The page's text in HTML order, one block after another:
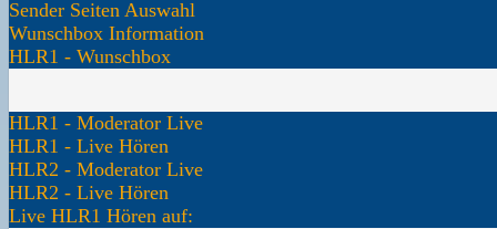
Sender Seiten Auswahl
Wunschbox Information
HLR1 - Wunschbox
HLR1 - Moderator Live
HLR1 - Live Hören
HLR2 - Moderator Live
HLR2 - Live Hören
Live HLR1 Hören auf: